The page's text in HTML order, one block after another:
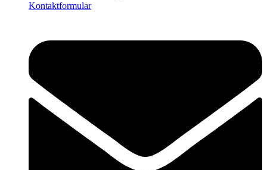
Kontaktformular